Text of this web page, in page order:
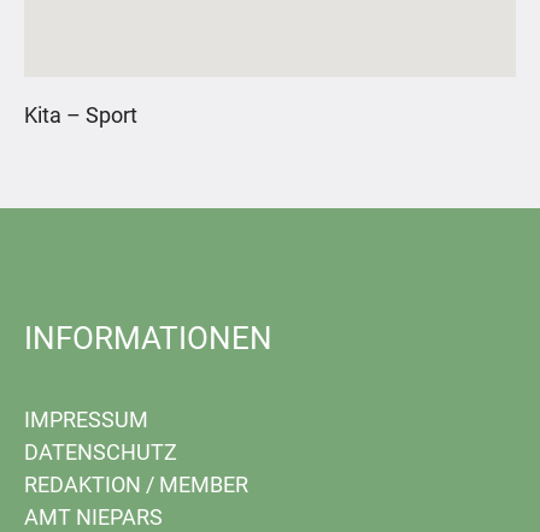
Kita – Sport
INFORMATIONEN
IMPRESSUM
DATENSCHUTZ
REDAKTION / MEMBER
AMT NIEPARS